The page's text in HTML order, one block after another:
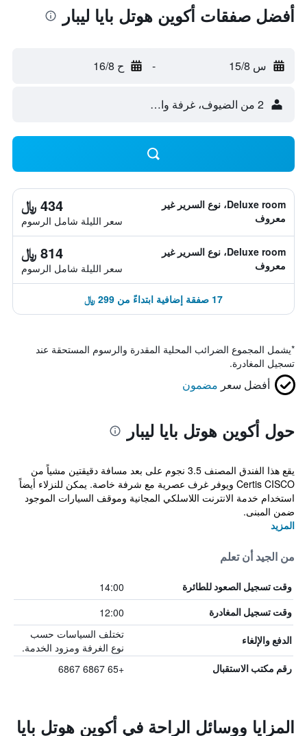
أفضل صفقات أكوين هوتل بايا ليبار
س 15/8 - ح 16/8
2 من الضيوف، غرفة واحدة
Deluxe room، نوع السرير غير
معروف
434 ﷼
سعر الليلة شامل الرسوم
Deluxe room، نوع السرير غير
معروف
814 ﷼
سعر الليلة شامل الرسوم
17 صفقة إضافية ابتداءً من 299 ﷼
*يشمل المجموع الضرائب المحلية المقدرة والرسوم المستحقة عند
تسجيل المغادرة.
أفضل سعر مضمون
حول أكوين هوتل بايا ليبار
يقع هذا الفندق المصنف 3.5 نجوم على بعد مسافة دقيقتين مشياً من
Certis CISCO ويوفر غرف عصرية مع شرفة خاصة. يمكن للنزلاء أيضاً
استخدام خدمة الانترنت اللاسلكي المجانية وموقف السيارات الموجود
ضمن المبنى.
المزيد
من الجيد أن تعلم
وقت تسجيل الصعود للطائرة 14:00
وقت تسجيل المغادرة 12:00
الدفع والإلغاء
تختلف السياسات حسب
نوع الغرفة ومزود الخدمة.
رقم مكتب الاستقبال +65 6867 6867
المزايا ووسائل الراحة في أكوين هوتل بايا